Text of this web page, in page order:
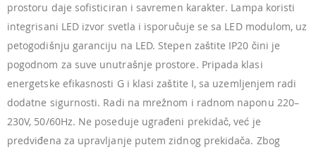
prostoru daje sofisticiran i savremen karakter. Lampa koristi
integrisani LED izvor svetla i isporučuje se sa LED modulom, uz
petogodišnju garanciju na LED. Stepen zaštite IP20 čini je
pogodnom za suve unutrašnje prostore. Pripada klasi
energetske efikasnosti G i klasi zaštite I, sa uzemljenjem radi
dodatne sigurnosti. Radi na mrežnom i radnom naponu 220–
230V, 50/60Hz. Ne poseduje ugrađeni prekidač, već je
predviđena za upravljanje putem zidnog prekidača. Zbog